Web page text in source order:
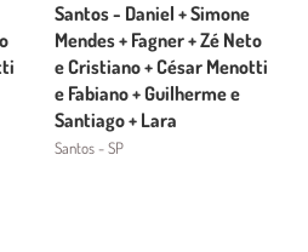
Santos - Daniel + Simone
Mendes + Fagner + Zé Neto
e Cristiano + César Menotti
e Fabiano + Guilherme e
Santiago + Lara
Santos - SP